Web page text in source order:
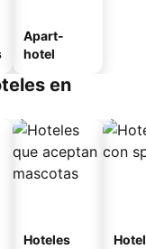
Apart-
hotel
en
Hoteles